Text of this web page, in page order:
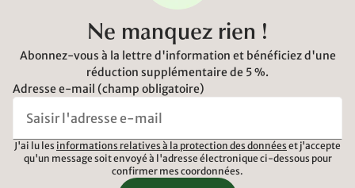
Ne manquez rien !
Abonnez-vous à la lettre d'information et bénéficiez d'une
réduction supplémentaire de 5 %.
Adresse e-mail (champ obligatoire)
J'ai lu les informations relatives à la protection des données et j'accepte
qu'un message soit envoyé à l'adresse électronique ci-dessous pour
confirmer mes coordonnées.